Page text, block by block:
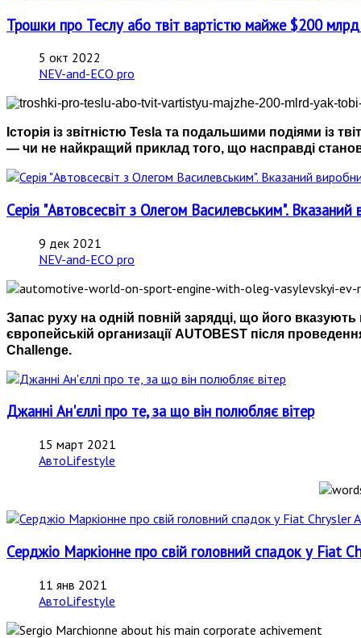
Трошки про Теслу або твіт вартістю майже $200
5 окт 2022
NEV-and-ECO pro
Історія із звітністю Tesla та подальшими подіями із
— чи не найкращий приклад того, що насправді
Серія "Автовсесвіт з Олегом Василевським".
9 дек 2021
NEV-and-ECO pro
Запас руху на одній повній зарядці, що його
європейській организації AUTOBEST після
Challenge.
Джанні Ан'єллі про те, за що він полюбляє вітер
15 март 2021
АвтоLifestyle
Серджіо Маркіонне про свій головний спадок у Fiat
11 янв 2021
АвтоLifestyle